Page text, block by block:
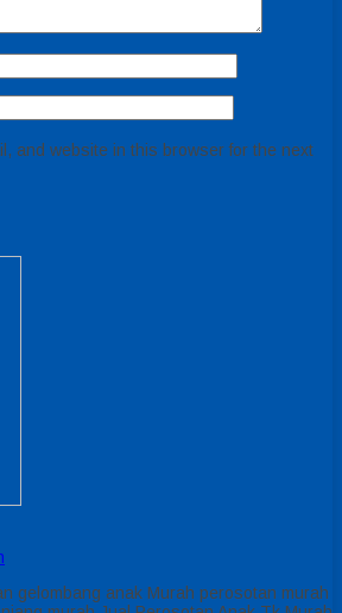
and website in this browser for the next
gelombang anak Murah perosotan murah